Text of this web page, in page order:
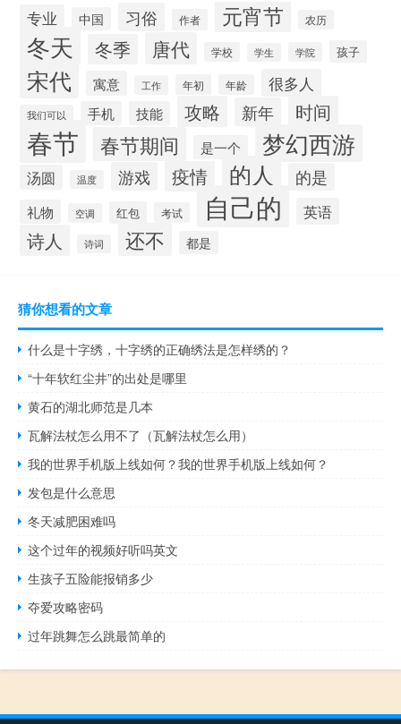
专业 中国 习俗 作者 元宵节 农历
冬天 冬季 唐代 学校 学生 学院 孩子
宋代 寓意 工作 年初 年龄 很多人
我们可以 手机 技能 攻略 新年 时间
春节 春节期间 是一个 梦幻西游
汤圆 温度 游戏 疫情 的人 的是
礼物 空调 红包 考试 自己的 英语
诗人 诗词 还不 都是
猜你想看的文章
什么是十字绣，十字绣的正确绣法是怎样绣的？
“十年软红尘井”的出处是哪里
黄石的湖北师范是几本
瓦解法杖怎么用不了（瓦解法杖怎么用）
我的世界手机版上线如何？我的世界手机版上线如何？
发包是什么意思
冬天减肥困难吗
这个过年的视频好听吗英文
生孩子五险能报销多少
夺爱攻略密码
过年跳舞怎么跳最简单的